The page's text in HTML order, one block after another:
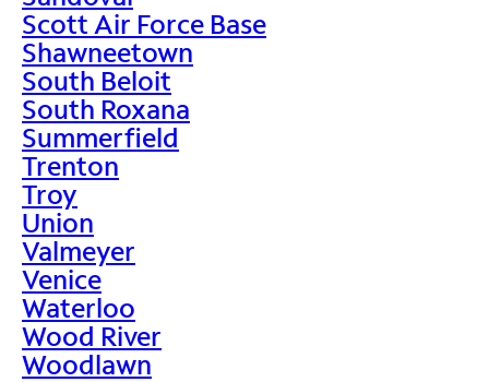
Scott Air Force Base
Shawneetown
South Beloit
South Roxana
Summerfield
Trenton
Troy
Union
Valmeyer
Venice
Waterloo
Wood River
Woodlawn